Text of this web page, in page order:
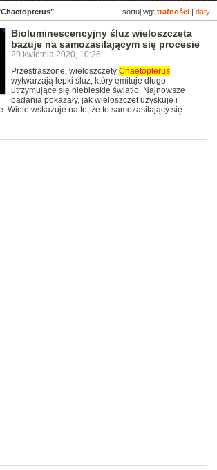
sortuj wg: trafności daty
Bioluminescencyjny śluz wieloszczeta
bazuje na samozasilającym się procesie
29 kwietnia 2020, 10:26
Przestraszone, wieloszczety Chaetopterus
wytwarzają lepki śluz, który emituje długo
utrzymujące się niebieskie światło. Najnowsze
badania pokazały, jak wieloszczet uzyskuje i
Wiele wskazuje na to, że to samozasilający się